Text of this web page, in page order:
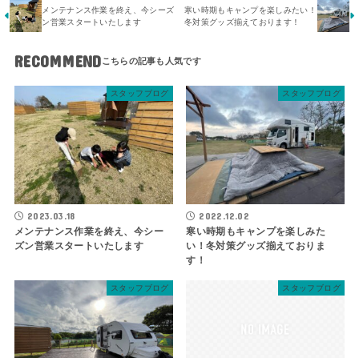
メンテナンス作業を終え、今シーズ
ン営業スタートいたします
寒い時期もキャンプを楽しみたい！
冬対策グッズ揃えております！
RECOMMEND
スタッフブログ
2023.03.18
メンテナンス作業を終え、今シー
ズン営業スタートいたします
スタッフブログ
2022.12.02
寒い時期もキャンプを楽しみた
い！冬対策グッズ揃えておりま
す！
スタッフブログ スタッフブログ